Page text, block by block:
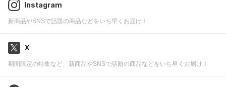
Instagram
新商品やSNSで話題の商品などをいち早くお届け！
X
期間限定の特集など、新商品やSNSで話題の商品などをいち早くお届け！